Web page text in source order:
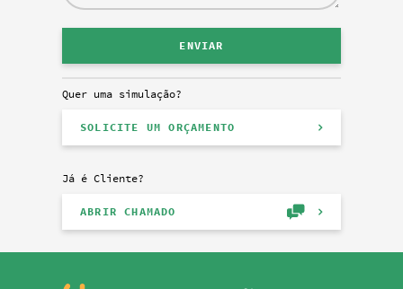
Quer uma simulação?
SOLICITE UM ORÇAMENTO
Já é Cliente?
ABRIR CHAMADO